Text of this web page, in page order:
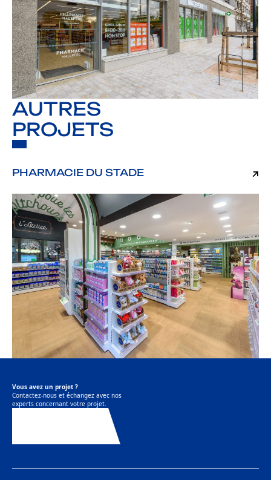
AUTRES
PROJETS
PHARMACIE DU STADE
Vous avez un projet ?
Contactez-nous et échangez avec nos
experts concernant votre projet.